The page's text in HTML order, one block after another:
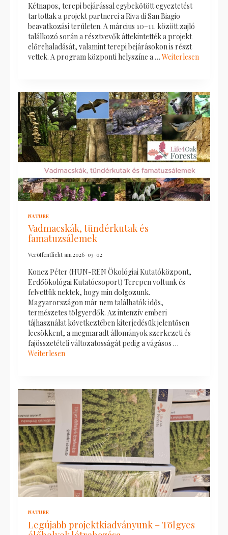
Kétnapos, terepi bejárással egybekötött egyeztetést
tartottak a projekt partnerei a Riva di San Biagio
beavatkozási területen. A március 10–11. között zajló
találkozó során a résztvevők áttekintették a projekt
előrehaladását, valamint terepi bejárásokon is részt
vettek. A program központi helyszíne a …Weiterlesen
NATURE
Vadmacskák, tündérkutak és
famatuzsálemek
Veröffentlicht am 2026-03-02
Koncz Péter (HUN-REN Ökológiai Kutatóközpont,
Erdőökológai Kutatócsoport) Terepen voltunk és
felvettük nektek, hogy min dolgozunk.
Magyarországon már nem találhatók idős,
természetes tölgyerdők. Az intenzív emberi
tájhasználat következtében kiterjedésük jelentősen
lecsökkent, a megmaradt állományok szerkezeti és
fajösszetételi változatosságát pedig a vágásos …
Weiterlesen
NATURE
Legújabb projektkiadványunk – Tölgyes